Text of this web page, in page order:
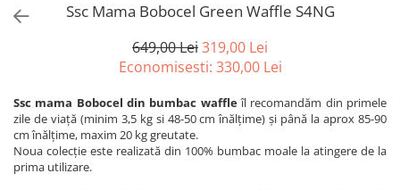
Ssc Mama Bobocel Green Waffle S4NG
649,00 Lei319,00 Lei
Economisesti: 330,00 Lei
Ssc mama Bobocel din bumbac waffleîl recomandăm din primele
zile de viață (minim 3,5 kg si 48-50 cm înălțime) și până la aprox 85-90
cm înălțime, maxim 20 kg greutate.
Noua colecție este realizată din 100% bumbac moale la atingere de la
prima utilizare.